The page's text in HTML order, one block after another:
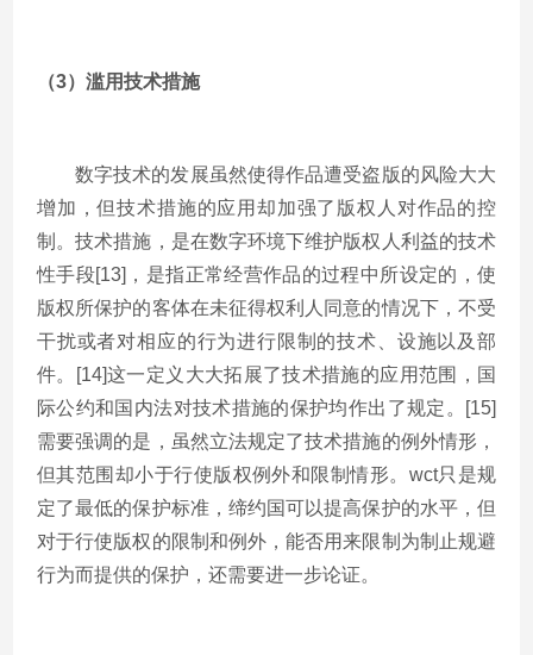
（3）滥用技术措施
数字技术的发展虽然使得作品遭受盗版的风险大大
增加，但技术措施的应用却加强了版权人对作品的控
制。技术措施，是在数字环境下维护版权人利益的技术
性手段[13]，是指正常经营作品的过程中所设定的，使
版权所保护的客体在未征得权利人同意的情况下，不受
干扰或者对相应的行为进行限制的技术、设施以及部
件。[14]这一定义大大拓展了技术措施的应用范围，国
际公约和国内法对技术措施的保护均作出了规定。[15]
需要强调的是，虽然立法规定了技术措施的例外情形，
但其范围却小于行使版权例外和限制情形。wct只是规
定了最低的保护标准，缔约国可以提高保护的水平，但
对于行使版权的限制和例外，能否用来限制为制止规避
行为而提供的保护，还需要进一步论证。